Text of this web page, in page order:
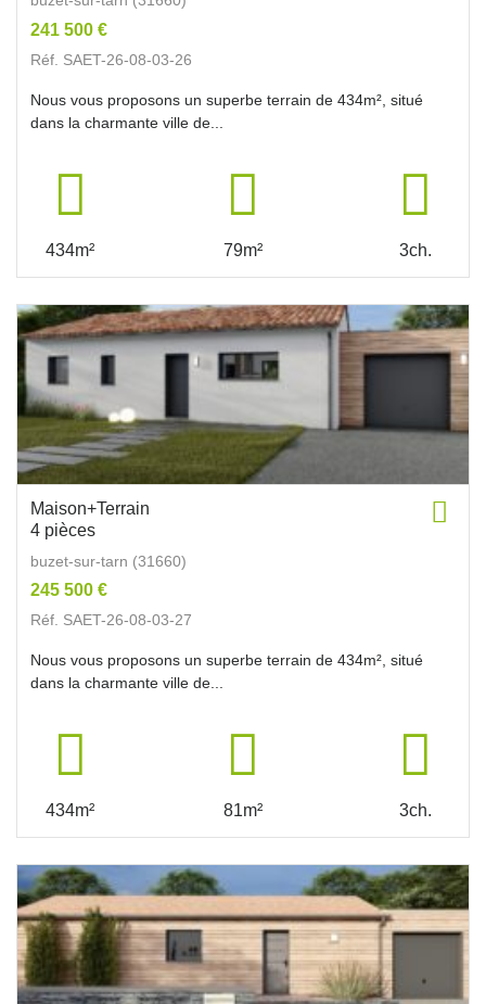
241 500 €
Réf. SAET-26-08-03-26
Nous vous proposons un superbe terrain de 434m², situé
dans la charmante ville de...
434m² 79m² 3ch.
Maison+Terrain
4 pièces
buzet-sur-tarn (31660)
245 500 €
Réf. SAET-26-08-03-27
Nous vous proposons un superbe terrain de 434m², situé
dans la charmante ville de...
434m² 81m² 3ch.